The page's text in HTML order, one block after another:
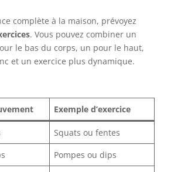
complète à la maison, prévoyez
. Vous pouvez combiner un
le bas du corps, un pour le haut,
et un exercice plus dynamique.
Exemple d’exercice
Squats ou fentes
Pompes ou dips